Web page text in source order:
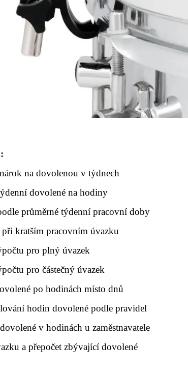
na dovolenou v týdnech
dovolené na hodiny
průměrné týdenní pracovní doby
kratším pracovním úvazku
pro plný úvazek
pro částečný úvazek
po hodinách místo dnů
hodin dovolené podle pravidel
v hodinách u zaměstnavatele
a přepočet zbývající dovolené